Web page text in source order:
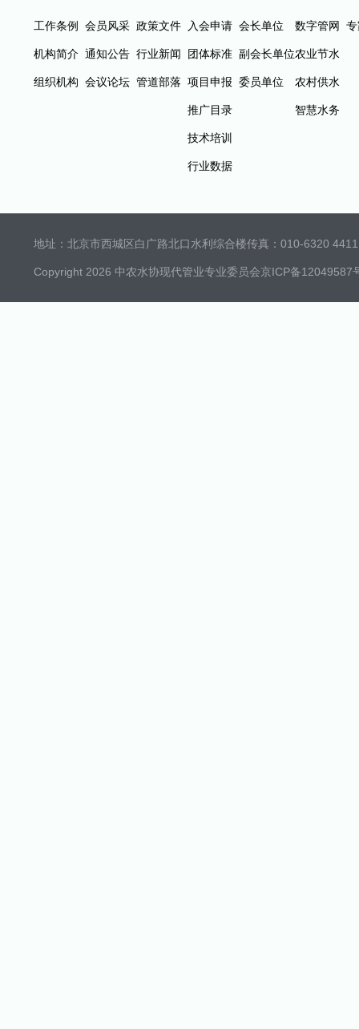
工作条例
机构简介
组织机构
会员风采
通知公告
会议论坛
政策文件
行业新闻
管道部落
入会申请
团体标准
项目申报
推广目录
技术培训
行业数据
会长单位
副会长单位
委员单位
数字管网
农业节水
农村供水
智慧水务
地址：北京市西城区白广路北口水利综合楼传真：010-6320
Copyright 2026 中农水协现代管业专业委员会京ICP备12049587